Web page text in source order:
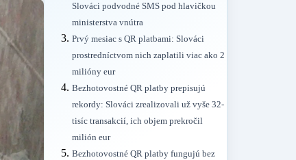
Slováci podvodné SMS pod hlavičkou
ministerstva vnútra
Prvý mesiac s QR platbami: Slováci
prostredníctvom nich zaplatili viac ako 2
milióny eur
Bezhotovostné QR platby prepisujú
rekordy: Slováci zrealizovali už vyše 32-
tisíc transakcií, ich objem prekročil
milión eur
Bezhotovostné QR platby fungujú bez